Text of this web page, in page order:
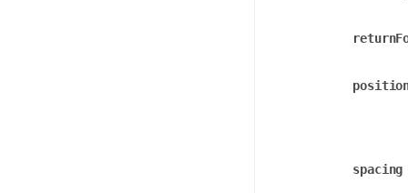
spacing